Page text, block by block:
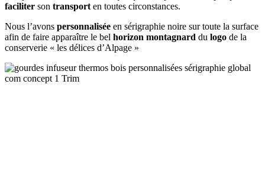
faciliter son transport en toutes circonstances.
Nous l’avons personnalisée en sérigraphie noire sur toute la surface
afin de faire apparaître le bel horizon montagnard du logo de la
conserverie « les délices d’Alpage »